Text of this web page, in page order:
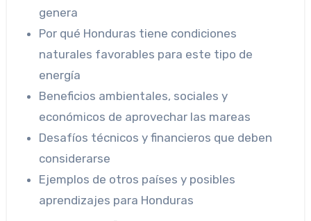
genera
Por qué Honduras tiene condiciones
naturales favorables para este tipo de
energía
Beneficios ambientales, sociales y
económicos de aprovechar las mareas
Desafíos técnicos y financieros que deben
considerarse
Ejemplos de otros países y posibles
aprendizajes para Honduras